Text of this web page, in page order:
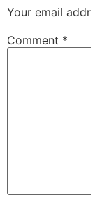
Your email
Comment *